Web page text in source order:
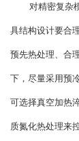
对精密复杂模
具结构设计要合
预先热处理、合
下，尽量采用预
可选择真空加热
质氮化热处理来